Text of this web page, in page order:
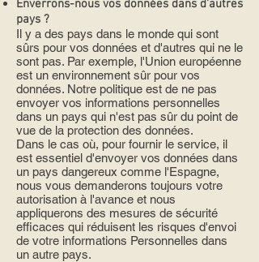
Enverrons-nous vos données dans d'autres
pays ?
Il y a des pays dans le monde qui sont
sûrs pour vos données et d'autres qui ne le
sont pas. Par exemple, l'Union européenne
est un environnement sûr pour vos
données. Notre politique est de ne pas
envoyer vos informations personnelles
dans un pays qui n'est pas sûr du point de
vue de la protection des données.
Dans le cas où, pour fournir le service, il
est essentiel d'envoyer vos données dans
un pays dangereux comme l'Espagne,
nous vous demanderons toujours votre
autorisation à l'avance et nous
appliquerons des mesures de sécurité
efficaces qui réduisent les risques d'envoi
de votre informations Personnelles dans
un autre pays.